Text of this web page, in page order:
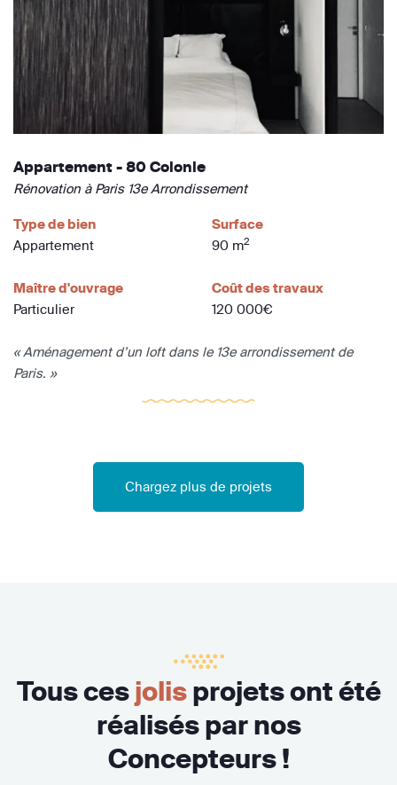
Appartement - 80 Colonie
Rénovation à Paris 13e Arrondissement
Type de bien
Appartement
Surface
90 m2
Maître d'ouvrage
Particulier
Coût des travaux
120 000€
« Aménagement d’un loft dans le 13e arrondissement de
Paris. »
Chargez plus de projets
Tous cesjolisprojets ont été
réalisés par nos
Concepteurs !